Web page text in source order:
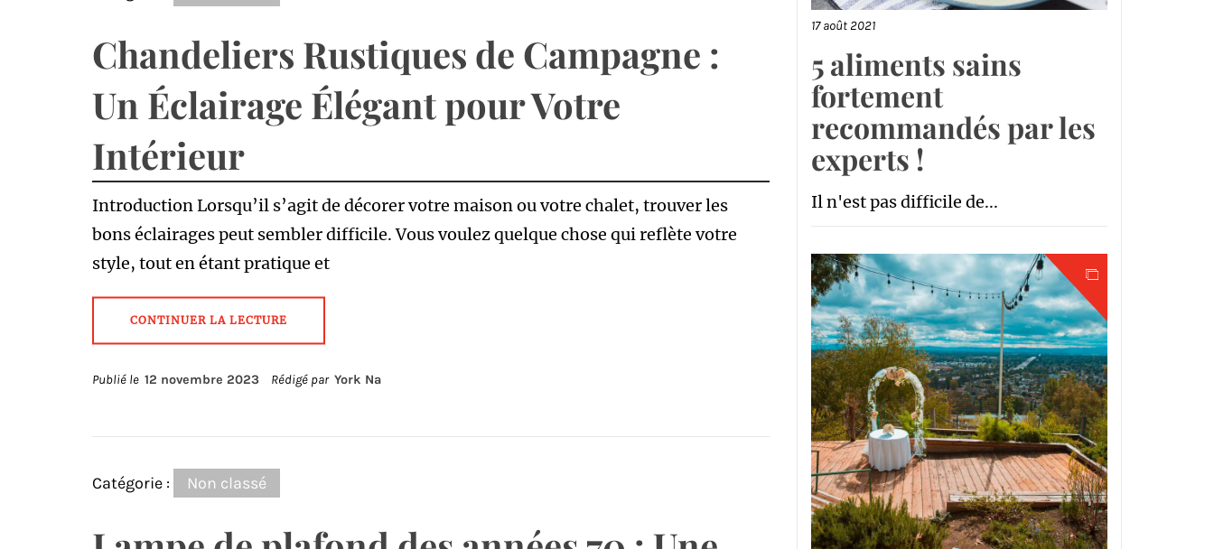
Chandeliers Rustiques de Campagne :
Un Éclairage Élégant pour Votre
Intérieur
Introduction Lorsqu’il s’agit de décorer votre maison ou votre chalet, trouver les
bons éclairages peut sembler difficile. Vous voulez quelque chose qui reflète votre
style, tout en étant pratique et
CONTINUER LA LECTURE
Publié le 12 novembre 2023 Rédigé par York Na
Catégorie : Non classé
17 août 2021
5 aliments sains
fortement
recommandés par les
experts !
Il n'est pas difficile de...